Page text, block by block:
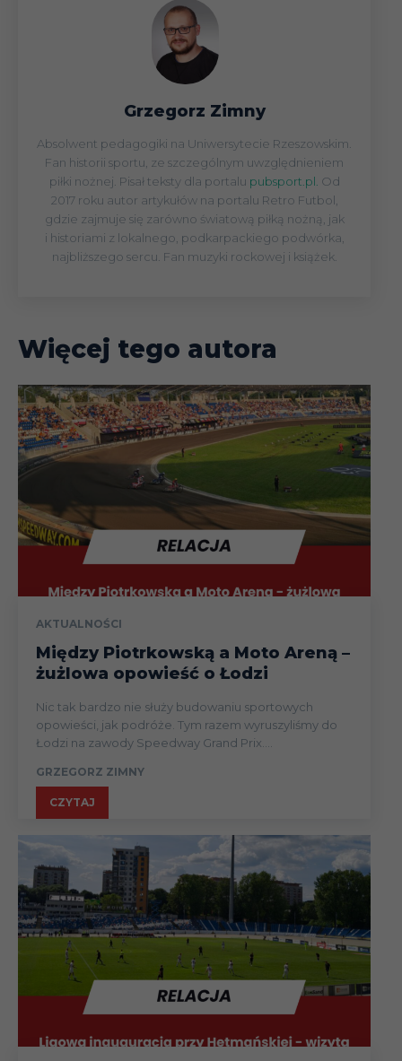
Grzegorz Zimny
Absolwent pedagogiki na Uniwersytecie Rzeszowskim.
Fan historii sportu, ze szczególnym uwzględnieniem
piłki nożnej. Pisał teksty dla portalu pubsport.pl. Od
2017 roku autor artykułów na portalu Retro Futbol,
gdzie zajmuje się zarówno światową piłką nożną, jak
i historiami z lokalnego, podkarpackiego podwórka,
najbliższego sercu. Fan muzyki rockowej i książek.
Więcej tego autora
AKTUALNOŚCI
Między Piotrkowską a Moto Areną –
żużlowa opowieść o Łodzi
Nic tak bardzo nie służy budowaniu sportowych
opowieści, jak podróże. Tym razem wyruszyliśmy do
Łodzi na zawody Speedway Grand Prix....
GRZEGORZ ZIMNY
CZYTAJ